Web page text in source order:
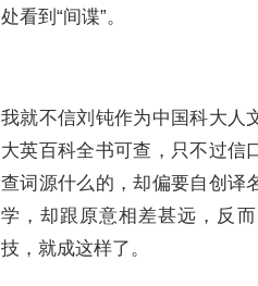
处看到“间谍”。
我就不信刘钝作为中国科大人
大英百科全书可查，只不过信
查词源什么的，却偏要自创译
学，却跟原意相差甚远，反
技，就成这样了。